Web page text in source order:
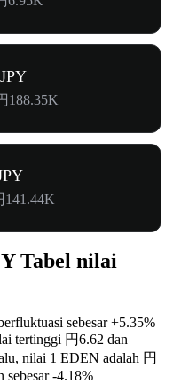
188.35K
141.44K
Tabel nilai
sebesar+5.35%
tertinggi 円6.62 dan
nilai 1 EDEN adalah 円
sebesar-4.18%